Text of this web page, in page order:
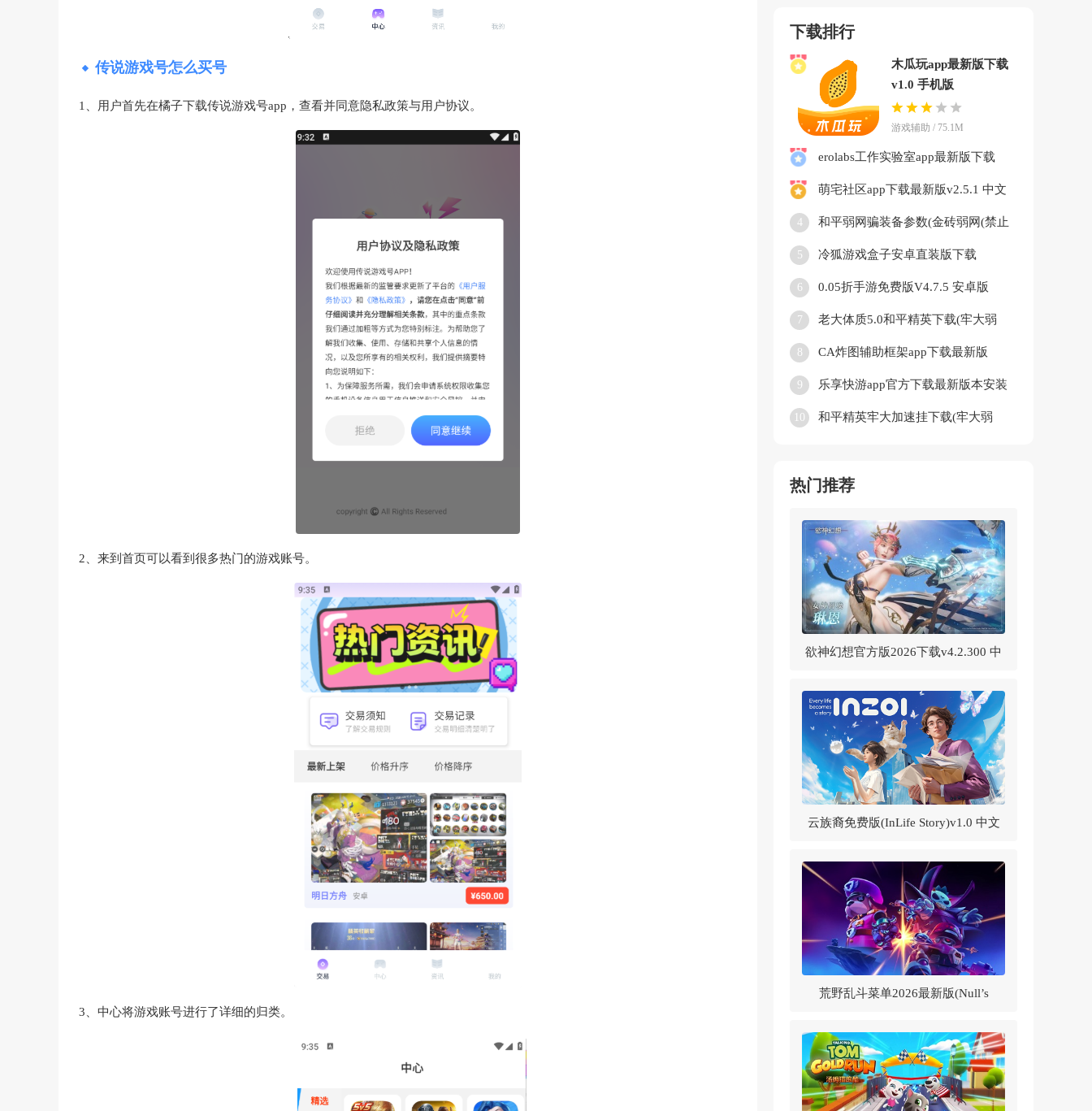
传说游戏号怎么买号
1、用户首先在橘子下载传说游戏号app，查看并同意隐私政策与用户协议。
2、来到首页可以看到很多热门的游戏账号。
3、中心将游戏账号进行了详细的归类。
下载排行
木瓜玩app最新版下载
v1.0 手机版
游戏辅助 / 75.1M
erolabs工作实验室app最新版下载
萌宅社区app下载最新版v2.5.1 中文
4
和平弱网骗装备参数(金砖弱网(禁止
5
冷狐游戏盒子安卓直装版下载
6 0.05折手游免费版V4.7.5 安卓版
7
老大体质5.0和平精英下载(牢大弱
8
CA炸图辅助框架app下载最新版
9
乐享快游app官方下载最新版本安装
10
和平精英牢大加速挂下载(牢大弱
热门推荐
欲神幻想官方版2026下载v4.2.300 中
文版
云族裔免费版(InLife Story)v1.0 中文
版
荒野乱斗菜单2026最新版(Null’s
Brawl)v62.264 中文版